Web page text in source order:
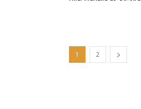
1 2